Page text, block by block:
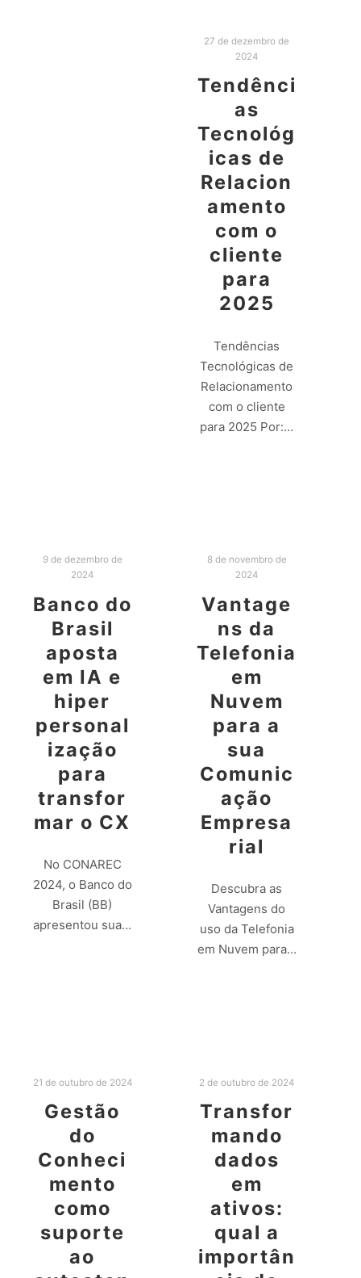
27 de dezembro de
2024
Tendênci
as
Tecnológ
icas de
Relacion
amento
com o
cliente
para
2025
Tendências
Tecnológicas de
Relacionamento
com o cliente
para 2025 Por:…
9 de dezembro de
2024
Banco do
Brasil
aposta
em IA e
hiper
personal
ização
para
transfor
mar o CX
No CONAREC
2024, o Banco do
Brasil (BB)
apresentou sua…
8 de novembro de
2024
Vantage
ns da
Telefonia
em
Nuvem
para a
sua
Comunic
ação
Empresa
rial
Descubra as
Vantagens do
uso da Telefonia
em Nuvem para…
21 de outubro de 2024
Gestão
do
Conheci
mento
como
suporte
ao
2 de outubro de 2024
Transfor
mando
dados
em
ativos:
qual a
importân